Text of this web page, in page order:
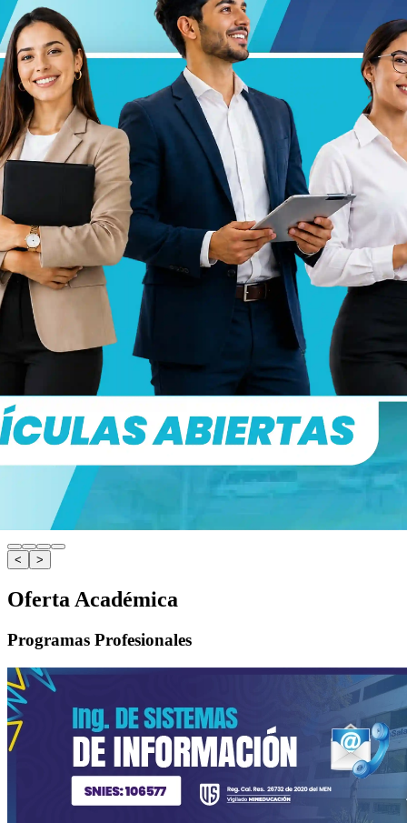
< >
Oferta Académica
Programas Profesionales